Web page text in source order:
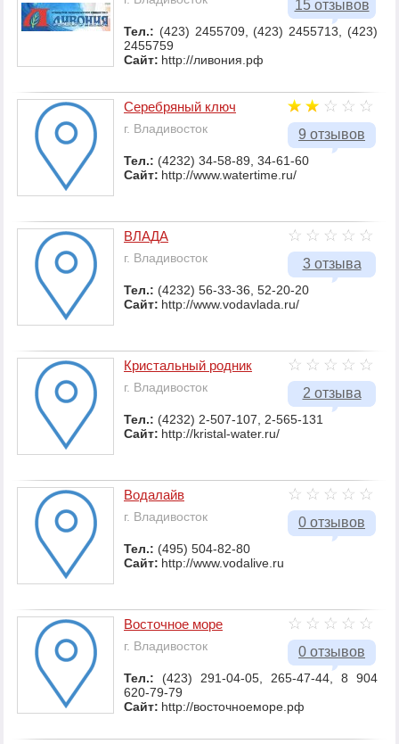
15 отзывов
Тел.: (423) 2455709, (423) 2455713, (423)
2455759
Сайт: http://ливония.рф
9 отзывов
Серебряный ключ
г. Владивосток
Тел.: (4232) 34-58-89, 34-61-60
Сайт: http://www.watertime.ru/
3 отзыва
ВЛАДА
г. Владивосток
Тел.: (4232) 56-33-36, 52-20-20
Сайт: http://www.vodavlada.ru/
2 отзыва
Кристальный родник
г. Владивосток
Тел.: (4232) 2-507-107, 2-565-131
Сайт: http://kristal-water.ru/
0 отзывов
Водалайв
г. Владивосток
Тел.: (495) 504-82-80
Сайт: http://www.vodalive.ru
0 отзывов
Восточное море
г. Владивосток
Тел.: (423) 291-04-05, 265-47-44, 8 904
620-79-79
Сайт: http://восточноеморе.рф